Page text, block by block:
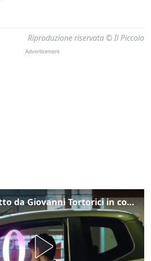
Riproduzione riservata © Il Piccolo
Ketticè diretto da Giovanni Tortorici in concorso al Locarno Film Festival